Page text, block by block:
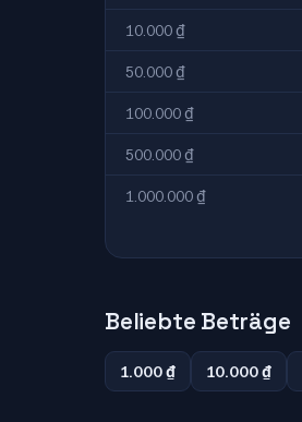
10.000 ₫
50.000 ₫
100.000 ₫
500.000 ₫
1.000.000 ₫
Beliebte Beträge
1.000 ₫ 10.000 ₫